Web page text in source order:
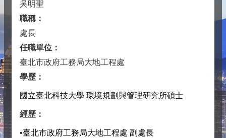
吳明聖
職稱：
處長
任職單位：
臺北市政府工務局大地工程處
學歷：
國立臺北科技大學 環境規劃與管理研究所碩士
經歷：
•臺北市政府工務局大地工程處 副處長